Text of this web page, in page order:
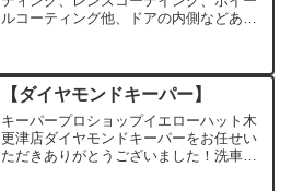
ルコーティング他、ドアの内側などあら
けるコースで新車にオススメです。もち
ろん定期メンテナンスも当店へお任せく
ださい。
【ダイヤモンドキーパー】
キーパープロショップイエローハット木
更津店ダイヤモンドキーパーをお任せい
ただきありがとうございました！洗車メ